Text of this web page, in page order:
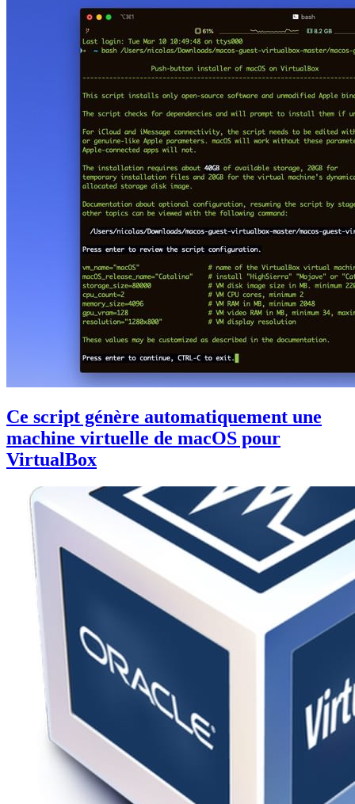
Ce script génère automatiquement une
machine virtuelle de macOS pour
VirtualBox